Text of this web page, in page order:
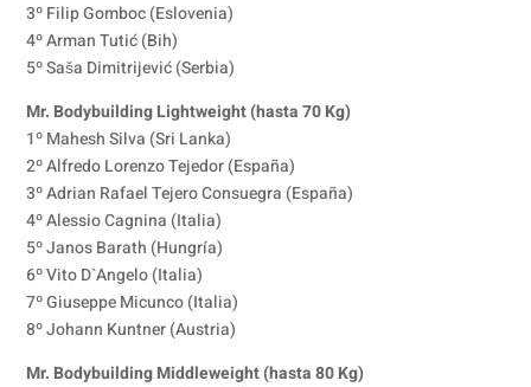
3º Filip Gomboc (Eslovenia)
4º Arman Tutić (Bih)
5º Saša Dimitrijević (Serbia)
Mr. Bodybuilding Lightweight (hasta 70 Kg)
1º Mahesh Silva (Sri Lanka)
2º Alfredo Lorenzo Tejedor (España)
3º Adrian Rafael Tejero Consuegra (España)
4º Alessio Cagnina (Italia)
5º Janos Barath (Hungría)
6º Vito D`Angelo (Italia)
7º Giuseppe Micunco (Italia)
8º Johann Kuntner (Austria)
Mr. Bodybuilding Middleweight (hasta 80 Kg)